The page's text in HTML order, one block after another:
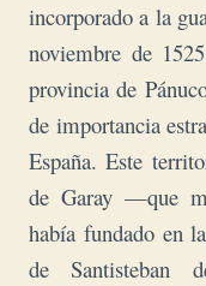
incorporado a la
noviembre de
provincia de
de importancia
España. Este
de Garay —que
había fundado en
de Santisteban